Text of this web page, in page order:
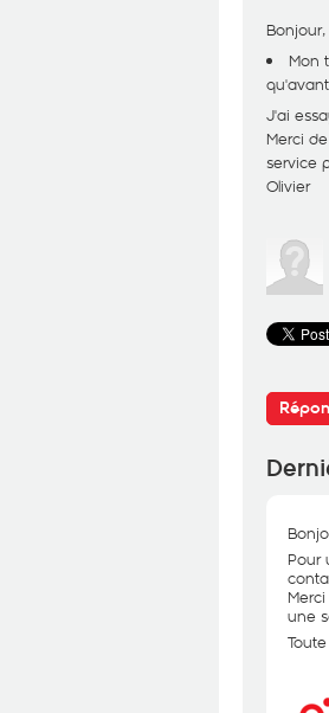
Mon
J'ai
Merci
service
Olivier
Pour
une